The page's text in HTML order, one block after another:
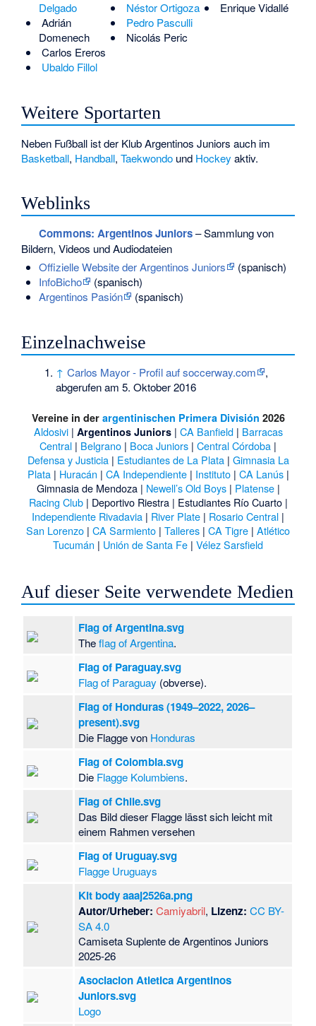
Delgado
Adrián
Domenech
Carlos Ereros
Ubaldo Fillol
Néstor Ortigoza
Pedro Pasculli
Nicolás Peric
Enrique Vidallé
Weitere Sportarten
Neben Fußball ist der Klub Argentinos Juniors auch im
Basketball, Handball,Taekwondo und Hockey aktiv.
Weblinks
Commons: Argentinos Juniors– Sammlung von
Bildern, Videos und Audiodateien
Offizielle Website der Argentinos Juniors
(spanisch)
InfoBicho
(spanisch)
Argentinos Pasión
(spanisch)
Einzelnachweise
↑ Carlos Mayor - Profil auf soccerway.com
,
abgerufen am 5. Oktober 2016
Vereine in der argentinischen Primera División 2026
Aldosivi| Argentinos Juniors| CA Banfield| Barracas
Central | Belgrano | Boca Juniors | Central Córdoba |
Defensa y Justicia| Estudiantes de La Plata| Gimnasia La
Plata| Huracán | CA Independiente| Instituto| CA Lanús|
Gimnasia de Mendoza| Newell’s Old Boys| Platense|
Racing Club| Deportivo Riestra| Estudiantes Río Cuarto|
Independiente Rivadavia | River Plate | Rosario Central |
San Lorenzo | CA Sarmiento | Talleres | CA Tigre | Atlético
Tucumán | Unión de Santa Fe | Vélez Sarsfield
Auf dieser Seite verwendete Medien
Flag of Argentina.svg
Theflag of Argentina.
Flag of Paraguay.svg
Flag of Paraguay (obverse).
Flag of Honduras (1949–2022, 2026–
present).svg
Die Flagge von Honduras
Flag of Colombia.svg
Die Flagge Kolumbiens.
Flag of Chile.svg
Das Bild dieser Flagge lässt sich leicht mit
einem Rahmen versehen
Flag of Uruguay.svg
Flagge Uruguays
Kit body aaaj2526a.png
Autor/Urheber: Camiyabril, Lizenz: CC BY-
SA 4.0
Camiseta Suplente de Argentinos Juniors
2025-26
Asociacion Atletica Argentinos
Juniors.svg
Logo